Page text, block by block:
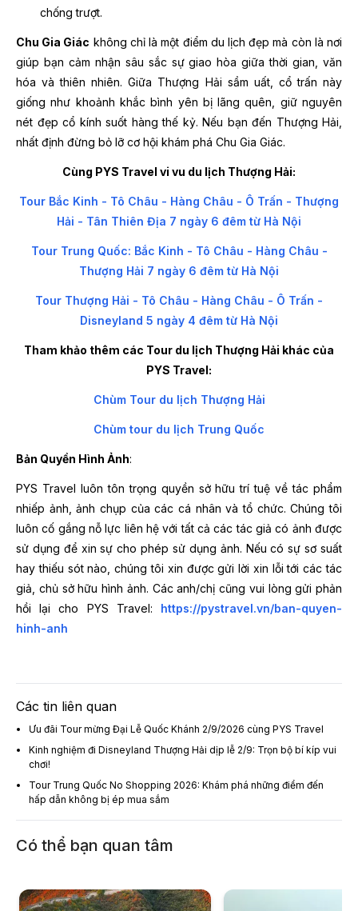
chống trượt.
Chu Gia Giác không chỉ là một điểm du lịch đẹp mà còn là nơi
giúp bạn cảm nhận sâu sắc sự giao hòa giữa thời gian, văn
hóa và thiên nhiên. Giữa Thượng Hải sầm uất, cổ trấn này
giống như khoảnh khắc bình yên bị lãng quên, giữ nguyên
nét đẹp cổ kính suốt hàng thế kỷ. Nếu bạn đến Thượng Hải,
nhất định đừng bỏ lỡ cơ hội khám phá Chu Gia Giác.
Cùng PYS Travel vi vu du lịch Thượng Hải:
Tour Bắc Kinh - Tô Châu - Hàng Châu - Ô Trấn - Thượng
Hải - Tân Thiên Địa 7 ngày 6 đêm từ Hà Nội
Tour Trung Quốc: Bắc Kinh - Tô Châu - Hàng Châu -
Thượng Hải 7 ngày 6 đêm từ Hà Nội
Tour Thượng Hải - Tô Châu - Hàng Châu - Ô Trấn -
Disneyland 5 ngày 4 đêm từ Hà Nội
Tham khảo thêm các Tour du lịch Thượng Hải khác của
PYS Travel:
Chùm Tour du lịch Thượng Hải
Chùm tour du lịch Trung Quốc
Bản Quyền Hình Ảnh:
PYS Travel luôn tôn trọng quyền sở hữu trí tuệ về tác phẩm
nhiếp ảnh, ảnh chụp của các cá nhân và tổ chức. Chúng tôi
luôn cố gắng nỗ lực liên hệ với tất cả các tác giả có ảnh được
sử dụng để xin sự cho phép sử dụng ảnh. Nếu có sự sơ suất
hay thiếu sót nào, chúng tôi xin được gửi lời xin lỗi tới các tác
giả, chủ sở hữu hình ảnh. Các anh/chị cũng vui lòng gửi phản
hồi lại cho PYS Travel: https://pystravel.vn/ban-quyen-
hinh-anh
Các tin liên quan
Ưu đãi Tour mừng Đại Lễ Quốc Khánh 2/9/2026 cùng PYS Travel
Kinh nghiệm đi Disneyland Thượng Hải dịp lễ 2/9: Trọn bộ bí kíp vui
chơi!
Tour Trung Quốc No Shopping 2026: Khám phá những điểm đến
hấp dẫn không bị ép mua sắm
Có thể bạn quan tâm